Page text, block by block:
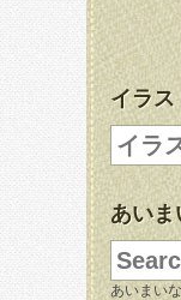
イラス
あいま
あいまい